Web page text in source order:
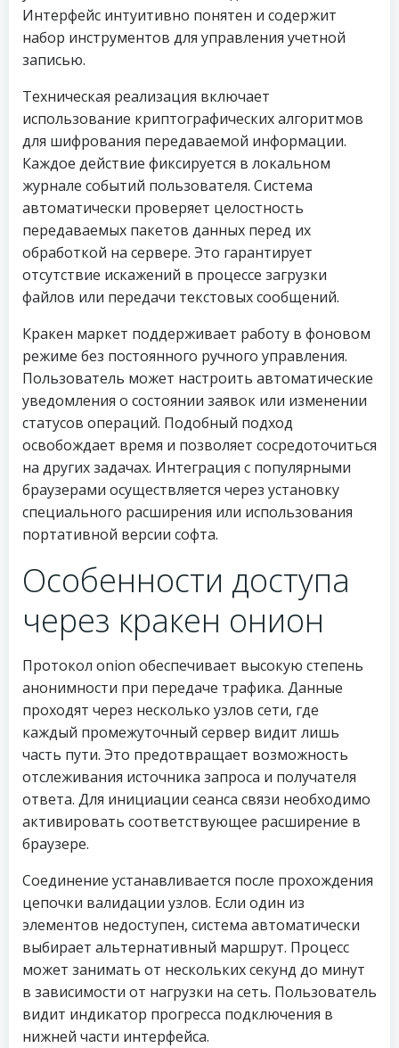
Интерфейс интуитивно понятен и содержит
набор инструментов для управления учетной
записью.
Техническая реализация включает
использование криптографических алгоритмов
для шифрования передаваемой информации.
Каждое действие фиксируется в локальном
журнале событий пользователя. Система
автоматически проверяет целостность
передаваемых пакетов данных перед их
обработкой на сервере. Это гарантирует
отсутствие искажений в процессе загрузки
файлов или передачи текстовых сообщений.
Кракен маркет поддерживает работу в фоновом
режиме без постоянного ручного управления.
Пользователь может настроить автоматические
уведомления о состоянии заявок или изменении
статусов операций. Подобный подход
освобождает время и позволяет сосредоточиться
на других задачах. Интеграция с популярными
браузерами осуществляется через установку
специального расширения или использования
портативной версии софта.
Особенности доступа
через кракен онион
Протокол onion обеспечивает высокую степень
анонимности при передаче трафика. Данные
проходят через несколько узлов сети, где
каждый промежуточный сервер видит лишь
часть пути. Это предотвращает возможность
отслеживания источника запроса и получателя
ответа. Для инициации сеанса связи необходимо
активировать соответствующее расширение в
браузере.
Соединение устанавливается после прохождения
цепочки валидации узлов. Если один из
элементов недоступен, система автоматически
выбирает альтернативный маршрут. Процесс
может занимать от нескольких секунд до минут
в зависимости от нагрузки на сеть. Пользователь
видит индикатор прогресса подключения в
нижней части интерфейса.